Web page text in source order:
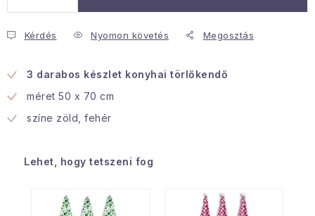
A személyes adatok védelmének feltételei
Hogyan kell panaszkodni / visszaadni az áruka
Kereskedelem feltételes
Kérdés Nyomon követés Megosztás
3 darabos készlet konyhai törlőkendő
méret 50 x 70 cm
színe zöld, fehér
Lehet, hogy tetszeni fog